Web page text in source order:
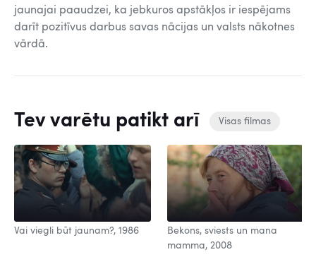
jaunajai paaudzei, ka jebkuros apstākļos ir iespējams
darīt pozitīvus darbus savas nācijas un valsts nākotnes
vārdā.
Tev varētu patikt arī Visas filmas
Vai viegli būt jaunam?, 1986
Bekons, sviests un mana
mamma, 2008